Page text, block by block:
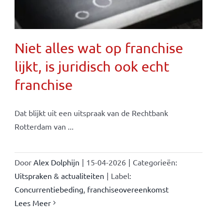
Niet alles wat op franchise
lijkt, is juridisch ook echt
franchise
Dat blijkt uit een uitspraak van de Rechtbank
Rotterdam van ...
Door Alex Dolphijn | 15-04-2026 | Categorieën:
Uitspraken & actualiteiten | Label:
Concurrentiebeding franchiseovereenkomst
Lees Meer